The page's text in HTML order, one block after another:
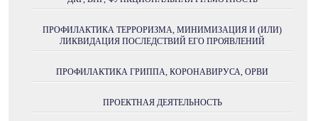
ПРОФИЛАКТИКА ТЕРРОРИЗМА, МИНИМИЗАЦИЯ И (ИЛИ)
ЛИКВИДАЦИЯ ПОСЛЕДСТВИЙ ЕГО ПРОЯВЛЕНИЙ
ПРОФИЛАКТИКА ГРИППА, КОРОНАВИРУСА, ОРВИ
ПРОЕКТНАЯ ДЕЯТЕЛЬНОСТЬ